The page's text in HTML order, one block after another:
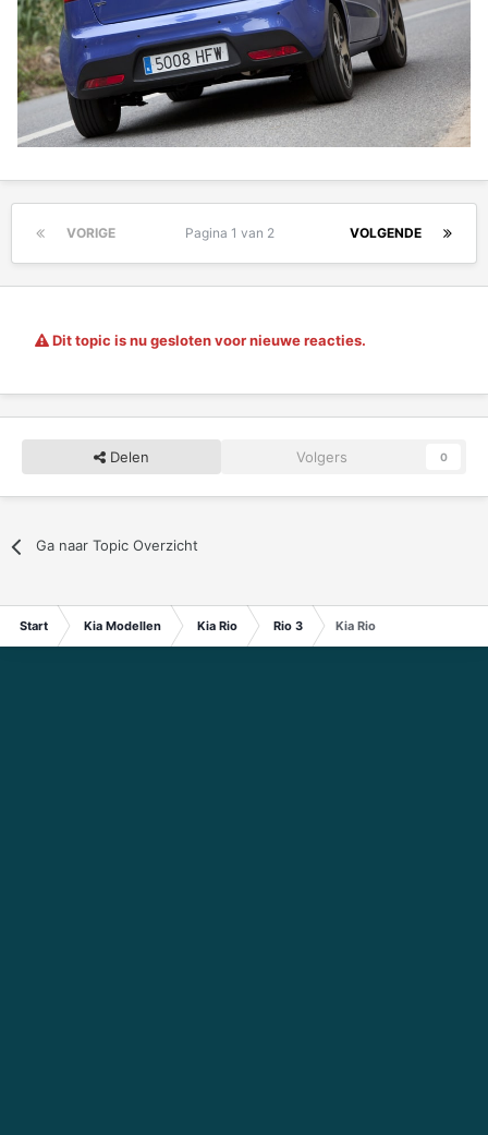
VORIGE VOLGENDE
Pagina 1 van 2
Dit topic is nu gesloten voor nieuwe reacties.
Delen Volgers 0
Ga naar Topic Overzicht
Start Kia Modellen Kia Rio Rio 3 Kia Rio